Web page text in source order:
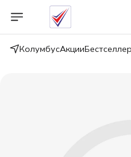
КолумбусАкции